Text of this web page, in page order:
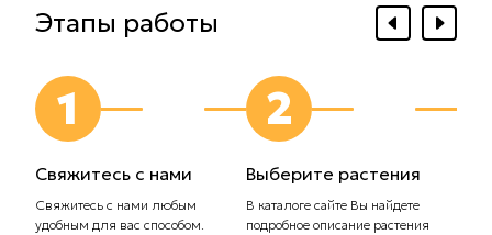
Этапы работы
1
Свяжитесь с нами
Свяжитесь с нами любым
удобным для вас способом.
2
Выберите растения
В каталоге сайте Вы найдете
подробное описание растения